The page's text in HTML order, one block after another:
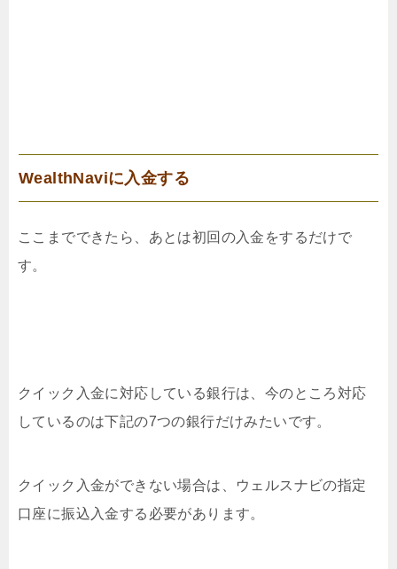
WealthNaviに入金する
ここまでできたら、あとは初回の入金をするだけで
す。
クイック入金に対応している銀行は、今のところ対応
しているのは下記の7つの銀行だけみたいです。
クイック入金ができない場合は、ウェルスナビの指定
口座に振込入金する必要があります。